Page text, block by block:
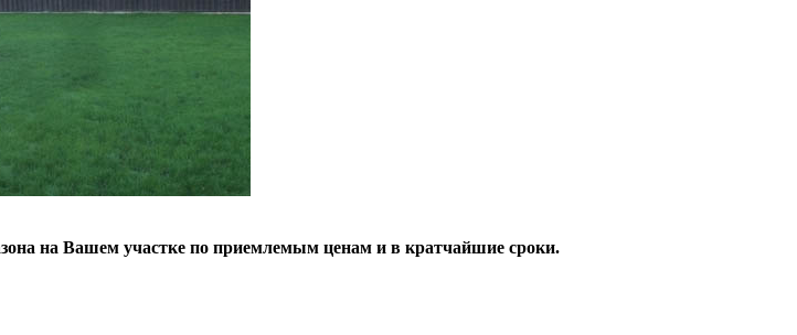
на Вашем участке по приемлемым ценам и в кратчайшие сроки.